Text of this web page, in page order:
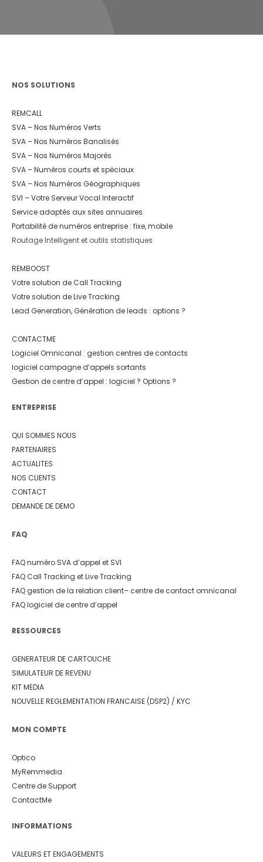
NOS SOLUTIONS
REMCALL
SVA – Nos Numéros Verts
SVA – Nos Numéros Banalisés
SVA – Nos Numéros Majorés
SVA – Numéros courts et spéciaux
SVA – Nos Numéros Géographiques
SVI – Votre Serveur Vocal Interactif
Service adaptés aux sites annuaires
Portabilité de numéros entreprise : fixe, mobile
Routage Intelligent et outils statistiques
REMBOOST
Votre solution de Call Tracking
Votre solution de Live Tracking
Lead Generation, Génération de leads : options ?
CONTACTME
Logiciel Omnicanal : gestion centres de contacts
logiciel campagne d’appels sortants
Gestion de centre d’appel : logiciel ? Options ?
ENTREPRISE
QUI SOMMES NOUS
PARTENAIRES
ACTUALITES
NOS CLIENTS
CONTACT
DEMANDE DE DEMO
FAQ
FAQ numéro SVA d’appel et SVI
FAQ Call Tracking et Live Tracking
FAQ gestion de la relation client– centre de contact omnicanal
FAQ logiciel de centre d’appel
RESSOURCES
GENERATEUR DE CARTOUCHE
SIMULATEUR DE REVENU
KIT MEDIA
NOUVELLE REGLEMENTATION FRANCAISE (DSP2) / KYC
MON COMPTE
Optico
MyRemmedia
Centre de Support
ContactMe
INFORMATIONS
VALEURS ET ENGAGEMENTS